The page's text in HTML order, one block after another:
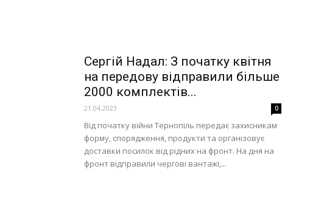
Сергій Надал: З початку квітня
на передову відправили більше
2000 комплектів...
21.04.2023 0
Від початку війни Тернопіль передає захисникам
форму, спорядження, продукти та організовує
доставки посилок від рідних на фронт. На дня на
фронт відправили чергові вантажі,...